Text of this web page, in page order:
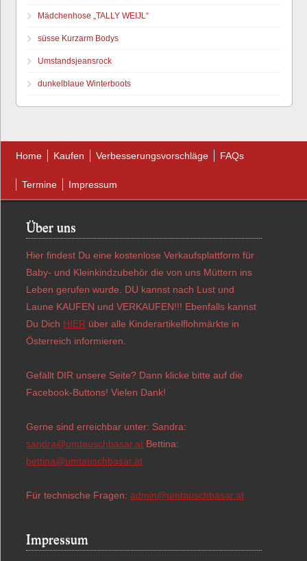
Mädchenhose „TALLY WEIJL“
süsse Kurzarm Bodys
Umstandsjeansrock
dunkelblaue Winterboots
Home Kaufen Verbesserungsvorschläge FAQs
Termine Impressum
Über uns
Hier findest Du eine kostenlose Verkaufsplattform für
Baby- und Kleinkindzubehör die von uns Müttern ins
Leben gerufen wurde. DU kannst nach Lust und
Laune KAUFEN und VERKAUFEN!!! Ebenfalls kannst
Du Dich HIER über alle Kinderartikelflohmärkte in
Österreich informieren.
Gefällt DIR unsere Seite? Dann klicke bitte auf die
Facebook-Buttons! Vielen Dank!
Gerne sind erreichbar unter: Sandra:
sandra@umtauschbasar.at Bettina:
bettina@umtauschbasar.at
Für technische Fragen:admin@umtauschbasar.at
Impressum